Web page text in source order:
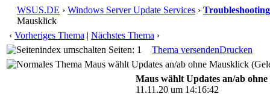
WSUS.DE › Windows Server Update Services › Troubleshooting
Mausklick
‹ Vorheriges Thema | Nächstes Thema ›
Seiten: 1
Thema versendenDrucken
Maus wählt Updates an/ab ohne Mausklick
Maus wählt Updates an/ab
11.11.20 um 14:16:42